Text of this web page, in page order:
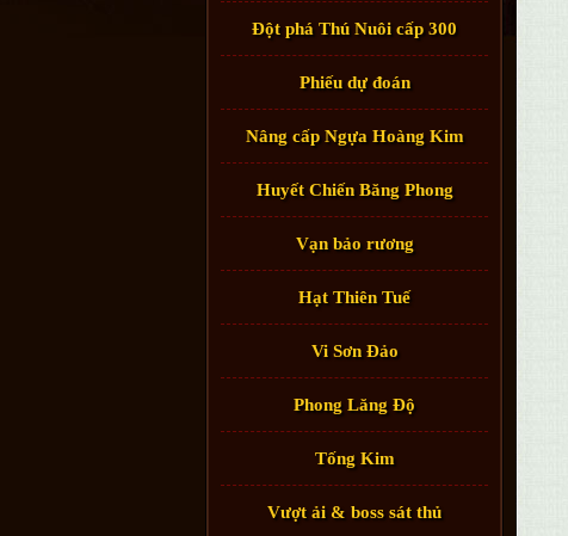
Đột phá Thú Nuôi cấp 300
Phiếu dự đoán
Nâng cấp Ngựa Hoàng Kim
Huyết Chiến Băng Phong
Vạn bảo rương
Hạt Thiên Tuế
Vi Sơn Đảo
Phong Lăng Độ
Tống Kim
Vượt ải & boss sát thủ